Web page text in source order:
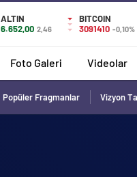
ALTIN
6.652,00 2,46
BITCOIN
3091410 -0,10%
Foto Galeri Videolar
Popüler Fragmanlar Vizyon